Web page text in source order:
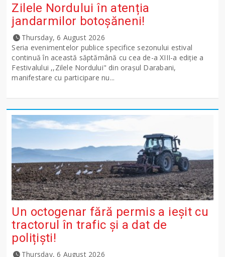
Zilele Nordului în atenția
jandarmilor botoșăneni!
Thursday, 6 August 2026
Seria evenimentelor publice specifice sezonului estival
continuă în această săptămână cu cea de-a XIII-a ediție a
Festivalului ,,Zilele Nordului" din orașul Darabani,
manifestare cu participare nu...
Un octogenar fără permis a ieșit cu
tractorul în trafic și a dat de
polițiști!
Thursday, 6 August 2026